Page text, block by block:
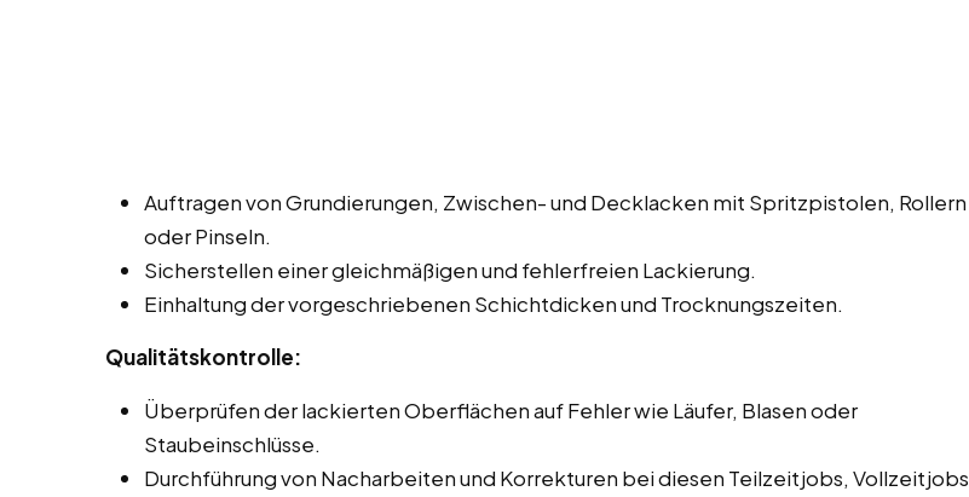
Auftragen von Grundierungen, Zwischen- und Decklacken mit Spritzpistolen, Rollern
oder Pinseln.
Sicherstellen einer gleichmäßigen und fehlerfreien Lackierung.
Einhaltung der vorgeschriebenen Schichtdicken und Trocknungszeiten.
Qualitätskontrolle:
Überprüfen der lackierten Oberflächen auf Fehler wie Läufer, Blasen oder
Staubeinschlüsse.
Durchführung von Nacharbeiten und Korrekturen bei diesen Teilzeitjobs, Vollzeitjobs